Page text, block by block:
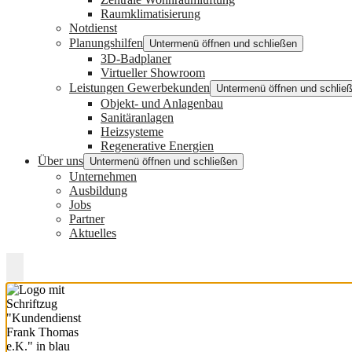
Raumklimatisierung
Notdienst
Planungshilfen
Untermenü öffnen und schließen
3D-Badplaner
Virtueller Showroom
Leistungen Gewerbekunden
Untermenü öffnen und
Objekt- und Anlagenbau
Sanitäranlagen
Heizsysteme
Regenerative Energien
Über uns Untermenü öffnen und schließen
Unternehmen
Ausbildung
Jobs
Partner
Aktuelles